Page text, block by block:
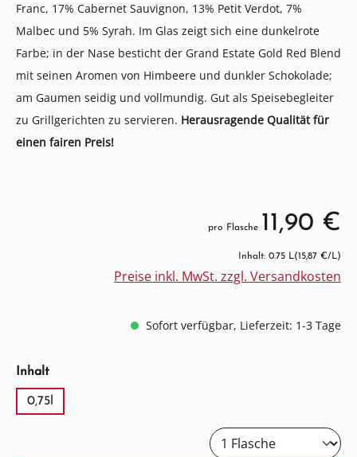
Franc, 17% Cabernet Sauvignon, 13% Petit Verdot, 7%
Malbec und 5% Syrah. Im Glas zeigt sich eine dunkelrote
Farbe; in der Nase besticht der Grand Estate Gold Red Blend
mit seinen Aromen von Himbeere und dunkler Schokolade;
am Gaumen seidig und vollmundig. Gut als Speisebegleiter
zu Grillgerichten zu servieren. Herausragende Qualität für
einen fairen Preis!
pro Flasche 11,90 €
Inhalt: 0.75 L(15,87 €/L)
Preise inkl. MwSt. zzgl. Versandkosten
Sofort verfügbar, Lieferzeit: 1-3 Tage
Inhaltauswählen
0,75l